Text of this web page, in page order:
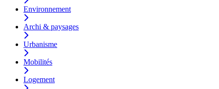
Environnement
Archi & paysages
Urbanisme
Mobilités
Logement